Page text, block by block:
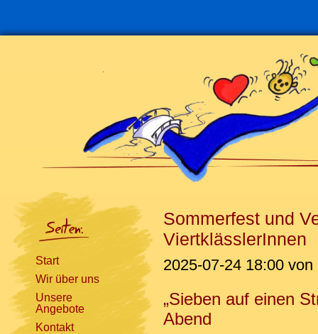
Sommerfest und
ViertklässlerInnen
2025-07-24 18:00 von
„Sieben auf einen
Abend
Navigation
überspringen
Start
Wir über uns
Unsere
Angebote
Kontakt